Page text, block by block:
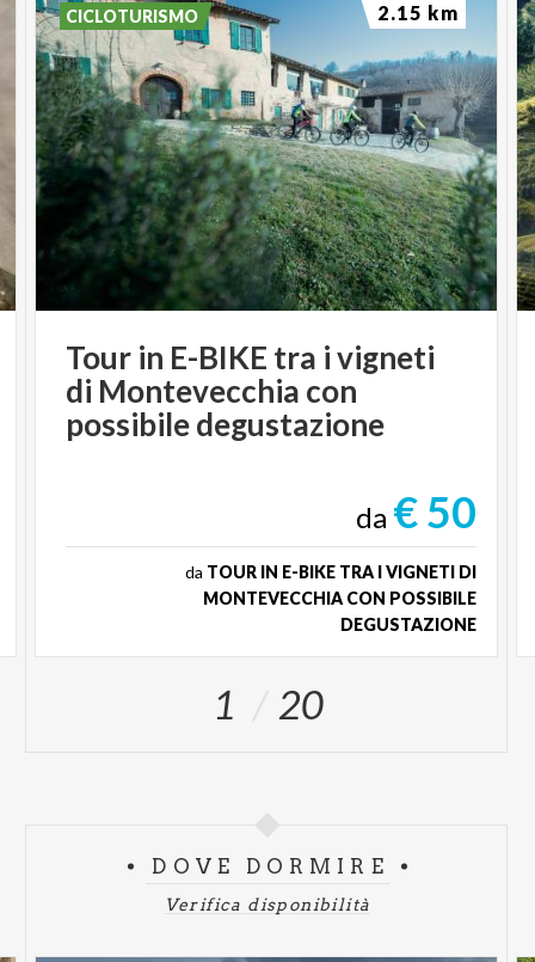
Tour in E-BIKE tra i vigneti
di Montevecchia con
possibile degustazione
da € 50
da TOUR IN E-BIKE TRA I VIGNETI DI
MONTEVECCHIA CON POSSIBILE
DEGUSTAZIONE
CICLOTURISMO 2.15 km
1 20
DOVE DORMIRE
Verifica disponibilità